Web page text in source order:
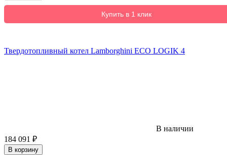
Купить в 1 клик
Твердотопливный котел Lamborghini ECO LOGIK 4
В наличии
184 091 ₽
В корзину